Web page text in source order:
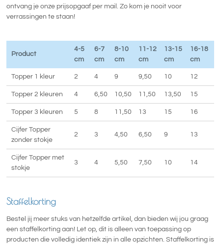
ontvang je onze prijsopgaaf per mail. Zo kom je nooit voor
verrassingen te staan!
Product
4-5
cm
6-7
cm
8-10
cm
11-12
cm
13-15
cm
16-18
cm
Topper 1 kleur 2 4 9 9,50 10 12
Topper 2 kleuren 4 6,50 10,50 11,50 13,50 15
Topper 3 kleuren 5 8 11,50 13 15 16
Cijfer Topper
zonder stokje
2 3 4,50 6,50 9 13
Cijfer Topper met
stokje
3 4 5,50 7,50 10 14
Staffelkorting
Bestel jij meer stuks van hetzelfde artikel, dan bieden wij jou graag
een staffelkorting aan! Let op, dit is alleen van toepassing op
producten die volledig identiek zijn in alle opzichten. Staffelkorting is